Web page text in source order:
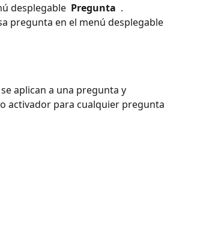
desplegable Pregunta .
pregunta en el menú desplegable
aplican a una pregunta y
activador para cualquier pregunta